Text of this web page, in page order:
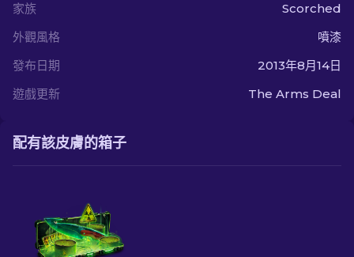
家族
Scorched
外觀風格
噴漆
發布日期
2013年8月14日
遊戲更新
The Arms Deal
配有該皮膚的箱子